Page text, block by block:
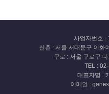
사업자번호 :
신촌 : 서울 서대문구 이화
구로 : 서울 구로구
TEL :
대표자명 :
이메일 :